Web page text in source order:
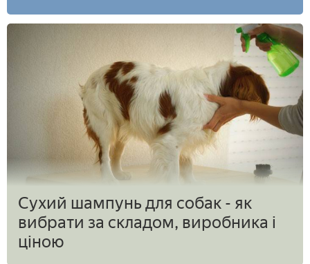
Сухий шампунь для собак - як
вибрати за складом, виробника і
ціною